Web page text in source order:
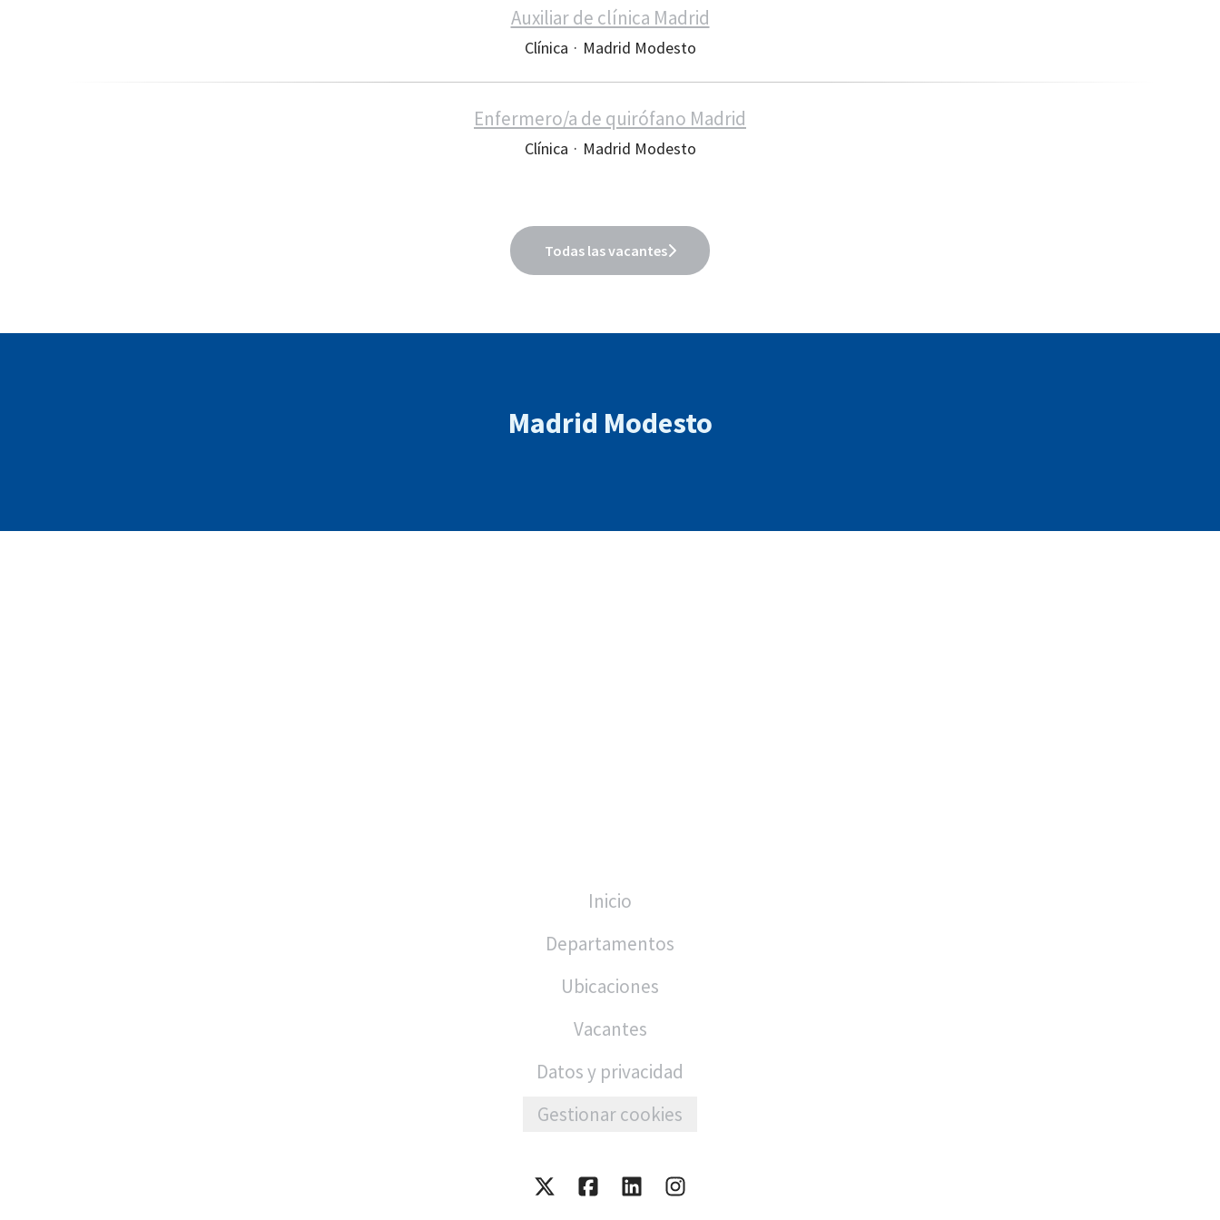
Auxiliar de clínica Madrid
Clínica · Madrid Modesto
Enfermero/a de quirófano Madrid
Clínica · Madrid Modesto
Todas las vacantes
Madrid Modesto
Inicio
Departamentos
Ubicaciones
Vacantes
Datos y privacidad
Gestionar cookies